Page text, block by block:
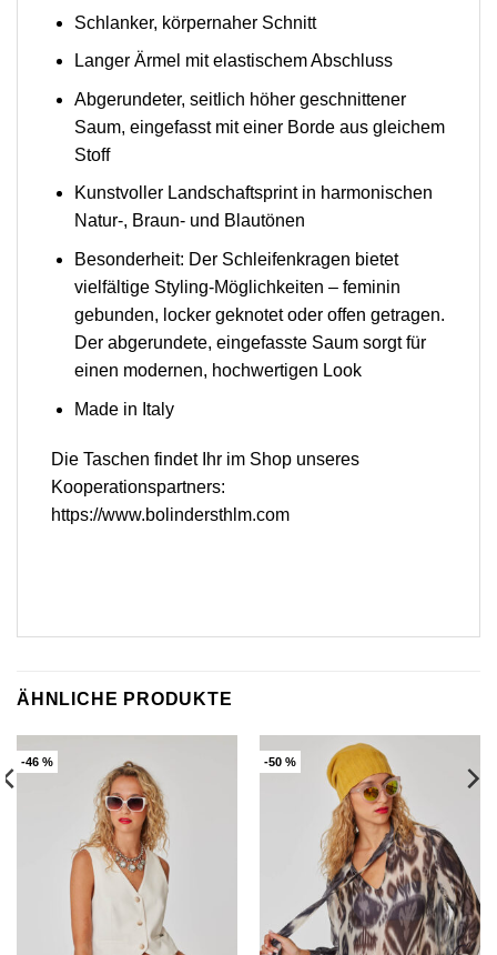
Schlanker, körpernaher Schnitt
Langer Ärmel mit elastischem Abschluss
Abgerundeter, seitlich höher geschnittener
Saum, eingefasst mit einer Borde aus gleichem
Stoff
Kunstvoller Landschaftsprint in harmonischen
Natur-, Braun- und Blautönen
Besonderheit: Der Schleifenkragen bietet
vielfältige Styling-Möglichkeiten – feminin
gebunden, locker geknotet oder offen getragen.
Der abgerundete, eingefasste Saum sorgt für
einen modernen, hochwertigen Look
Made in Italy
Die Taschen findet Ihr im Shop unseres
Kooperationspartners:
https://www.bolindersthlm.com
ÄHNLICHE PRODUKTE
-46 % -50 %